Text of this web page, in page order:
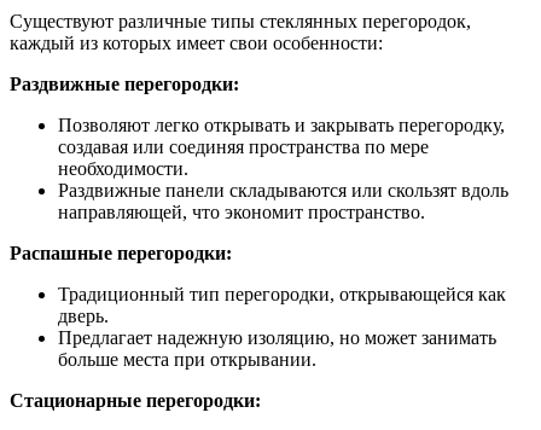
Существуют различные типы стеклянных перегородок,
каждый из которых имеет свои особенности:
Раздвижные перегородки:
Позволяют легко открывать и закрывать перегородку,
создавая или соединяя пространства по мере
необходимости.
Раздвижные панели складываются или скользят вдоль
направляющей, что экономит пространство.
Распашные перегородки:
Традиционный тип перегородки, открывающейся как
дверь.
Предлагает надежную изоляцию, но может занимать
больше места при открывании.
Стационарные перегородки: